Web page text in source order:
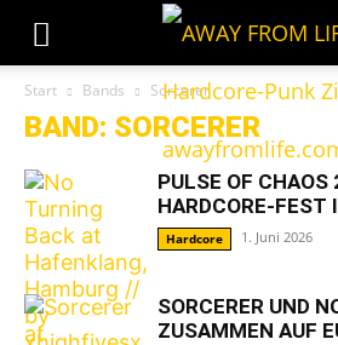
Start Bands Sorcerer
BAND: SORCERER
PULSE OF CHAOS
HARDCORE-FEST
Hardcore 1. Juni 2026
SORCERER UND
ZUSAMMEN AUF